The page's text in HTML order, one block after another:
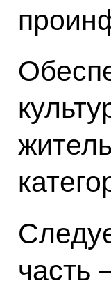
часть